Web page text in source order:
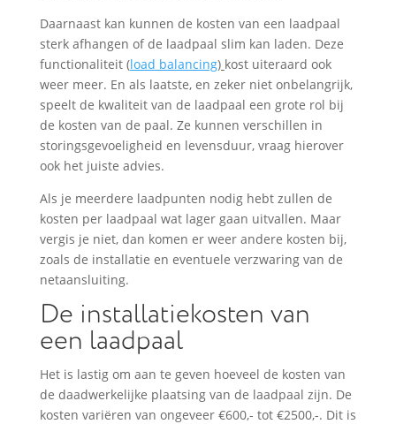
Daarnaast kan kunnen de kosten van een laadpaal
sterk afhangen of de laadpaal slim kan laden. Deze
functionaliteit (load balancing) kost uiteraard ook
weer meer. En als laatste, en zeker niet onbelangrijk,
speelt de kwaliteit van de laadpaal een grote rol bij
de kosten van de paal. Ze kunnen verschillen in
storingsgevoeligheid en levensduur, vraag hierover
ook het juiste advies.
Als je meerdere laadpunten nodig hebt zullen de
kosten per laadpaal wat lager gaan uitvallen. Maar
vergis je niet, dan komen er weer andere kosten bij,
zoals de installatie en eventuele verzwaring van de
netaansluiting.
De installatiekosten van
een laadpaal
Het is lastig om aan te geven hoeveel de kosten van
de daadwerkelijke plaatsing van de laadpaal zijn. De
kosten variëren van ongeveer €600,- tot €2500,-. Dit is